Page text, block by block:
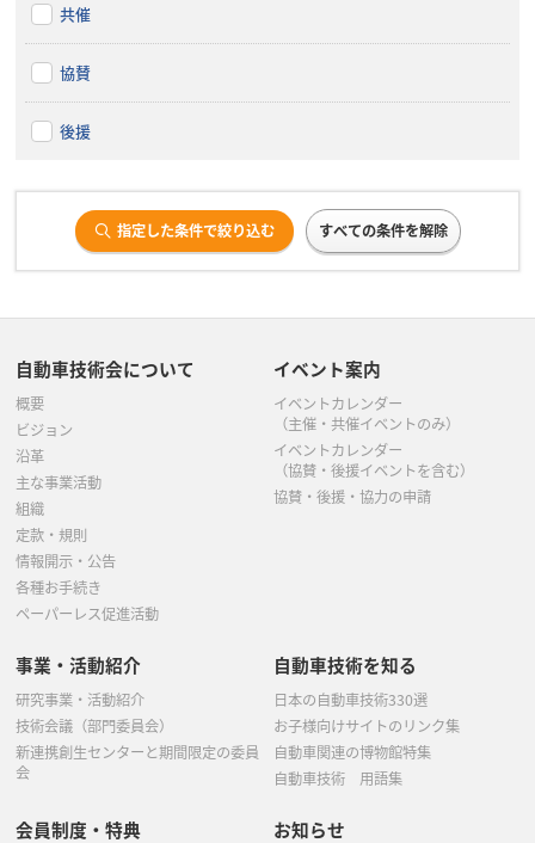
共催
協賛
後援
指定した条件で絞り込む すべての条件を解除
自動車技術会について
概要
ビジョン
沿革
主な事業活動
組織
定款・規則
情報開示・公告
各種お手続き
ペーパーレス促進活動
イベント案内
イベントカレンダー
（主催・共催イベントのみ）
イベントカレンダー
（協賛・後援イベントを含む）
協賛・後援・協力の申請
事業・活動紹介
研究事業・活動紹介
技術会議（部門委員会）
新連携創生センターと期間限定の委員
会
自動車技術を知る
日本の自動車技術330選
お子様向けサイトのリンク集
自動車関連の博物館特集
自動車技術 用語集
会員制度・特典 お知らせ